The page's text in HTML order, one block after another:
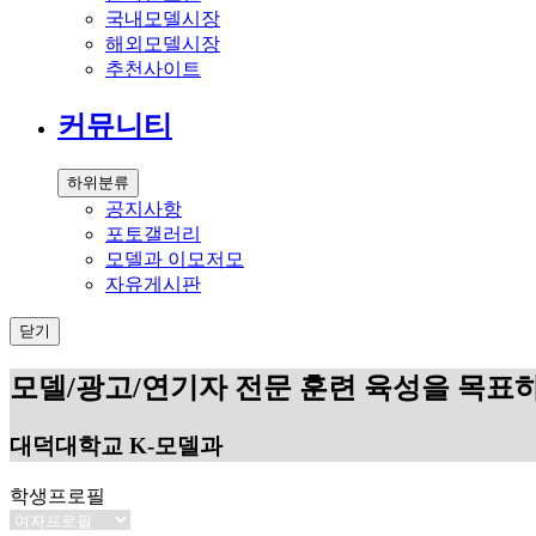
국내모델시장
해외모델시장
추천사이트
커뮤니티
하위분류
공지사항
포토갤러리
모델과 이모저모
자유게시판
닫기
모델/광고/연기자 전문 훈련 육성을 목표
대덕대학교 K-모델과
학생프로필